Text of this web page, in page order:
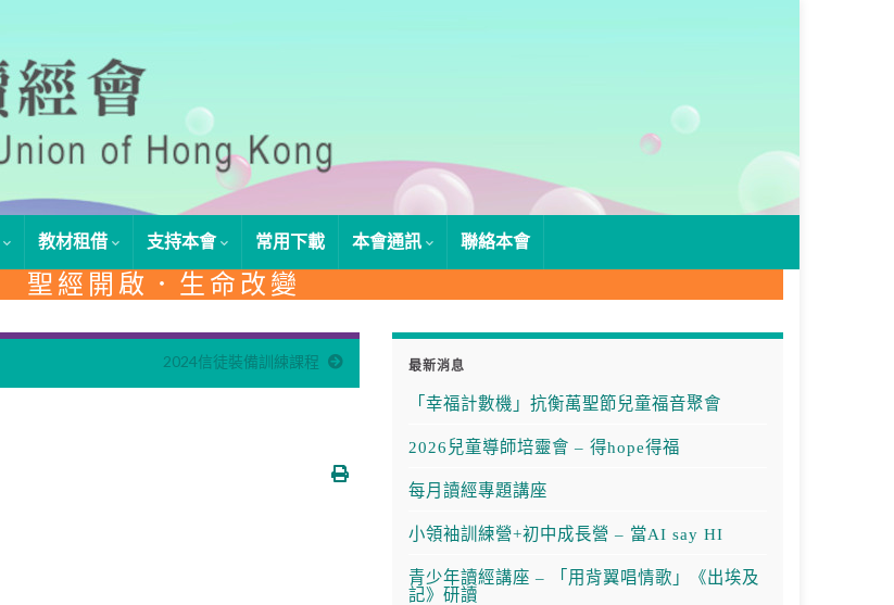
教材租借 支持本會 常用下載 本會通訊 聯絡本會
聖經開啟．生命改變
2024信徒裝備訓練課程 最新消息
「幸福計數機」抗衡萬聖節兒童福音聚會
2026兒童導師培靈會 – 得hope得福
每月讀經專題講座
小領袖訓練營+初中成長營 – 當AI say HI
青少年讀經講座 – 「用背翼唱情歌」《出埃及
記》研讀